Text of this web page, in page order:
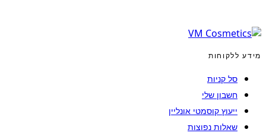
מידע ללקוחות
סל קניות
חשבון שלי
ייעוץ קוסמטי אונליין
שאלות נפוצות